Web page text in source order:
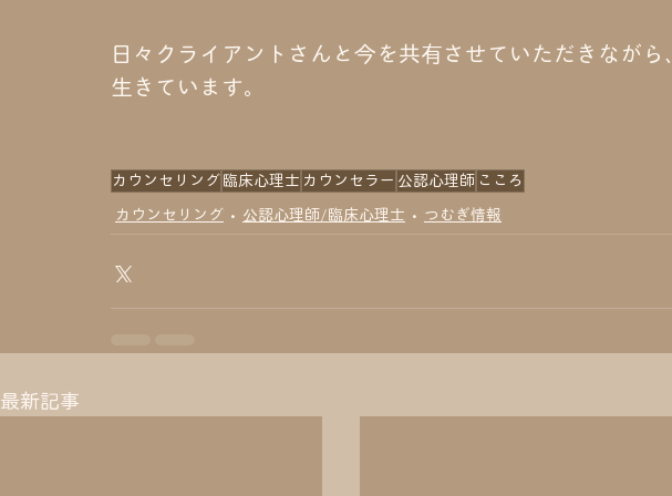
日々クライアントさんと今を共有させていただきなが
生きています。
カウンセリング 臨床心理士 カウンセラー 公認心理師 こころ
カウンセリング 公認心理師/臨床心理士 つむぎ情報
最新記事